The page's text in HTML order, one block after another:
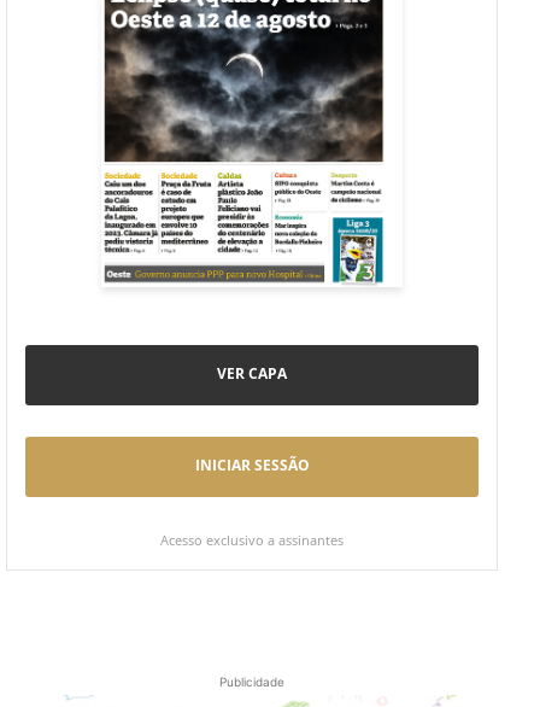
VER CAPA
INICIAR SESSÃO
Acesso exclusivo a assinantes
Publicidade